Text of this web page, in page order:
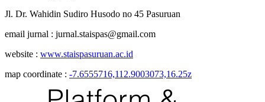
Jl. Dr. Wahidin Sudiro Husodo no 45 Pasuruan
email jurnal : jurnal.staispas@gmail.com
website : www.staispasuruan.ac.id
map coordinate : -7.6555716,112.9003073,16.25z